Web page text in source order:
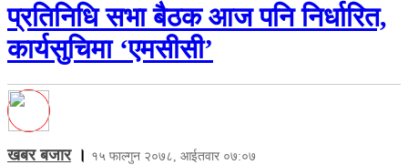
प्रतिनिधि सभा बैठक आज पनि निर्धारित,
कार्यसुचिमा ‘एमसीसी’
खबर बजार। १५ फाल्गुन २०७८, आईतवार ०७:०७